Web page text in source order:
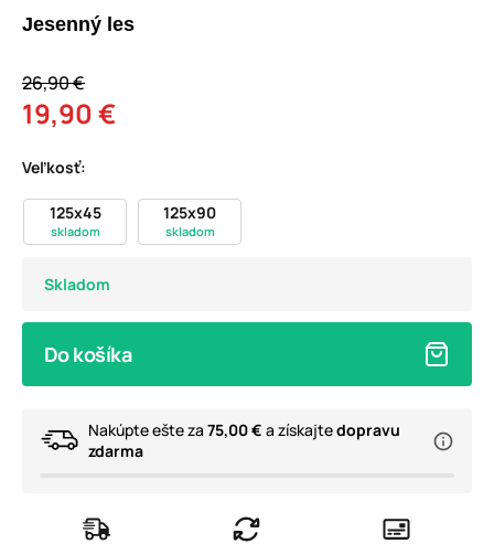
Jesenný les
26,90 €
19,90 €
Veľkosť:
125x45
skladom
125x90
skladom
Skladom
Do košíka
Nakúpte ešte za 75,00 € a získajtedopravu
zdarma